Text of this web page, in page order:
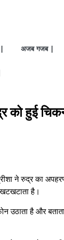
अजब गजब |
हुई
ने रुद्र का
है।
उठाता है और